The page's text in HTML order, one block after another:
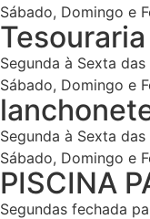
Sábado, Domingo e
Tesouraria
Segunda à Sexta
Sábado, Domingo e
Segunda à Sexta
Sábado, Domingo e
PISCINA
Segundas fechada